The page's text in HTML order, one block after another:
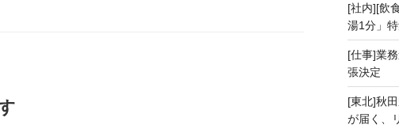
[社内][飲
湯1分」特
[仕事]業
張決定
[東北]秋
が届く、